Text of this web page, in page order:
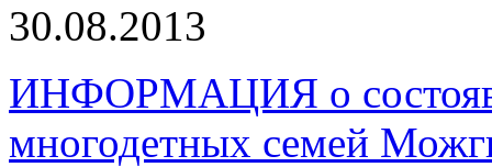
30.08.2013
ИНФОРМАЦИЯ о
многодетных семей